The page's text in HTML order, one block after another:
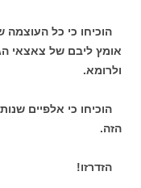
הוכיחו כי כל
אומץ ליבם של צאצאי
ולרומא.
הוכיחו כי אלפיים
הזה.
הזדרזו!